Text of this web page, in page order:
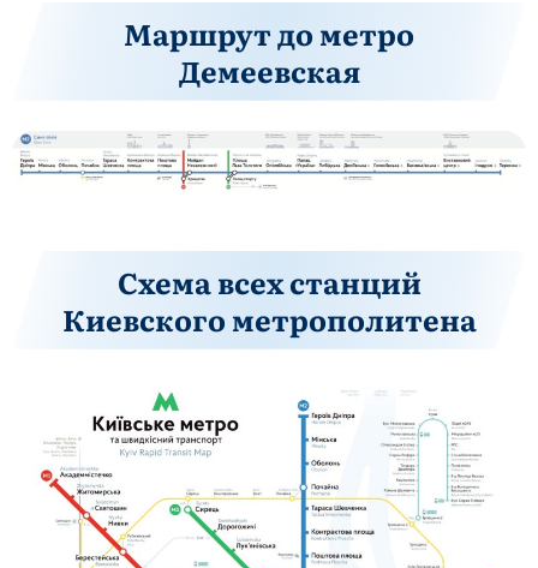
Маршрут до метро
Демеевская
Схема всех станций
Киевского метрополитена